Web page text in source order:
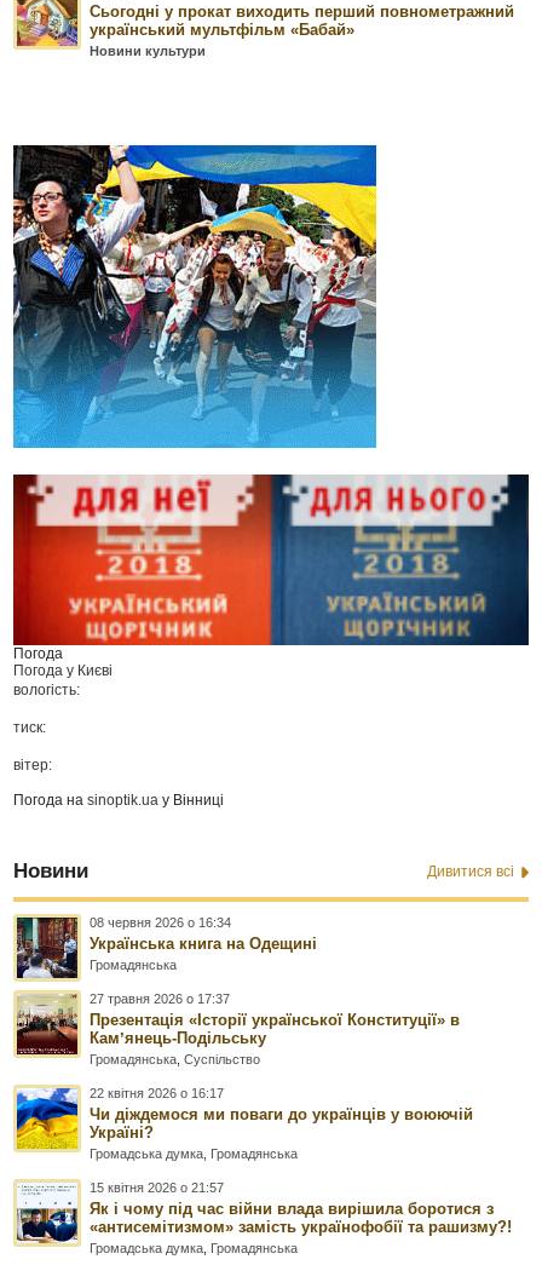
Сьогодні у прокат виходить перший повнометражний
український мультфільм «Бабай»
Новини культури
Погода
Погода у Києві
вологість:
тиск:
вітер:
Погода наsinoptik.ua у Вінниці
Новини Дивитися всі
08 червня 2026 о 16:34
Українська книга на Одещині
Громадянська
27 травня 2026 о 17:37
Презентація «Історії української Конституції» в
Камʼянець-Подільську
Громадянська ,Суспільство
22 квітня 2026 о 16:17
Чи діждемося ми поваги до українців у воюючій
Україні?
Громадська думка Громадянська
15 квітня 2026 о 21:57
Як і чому під час війни влада вирішила боротися з
«антисемітизмом» замість українофобії та рашизму?!
Громадська думка Громадянська